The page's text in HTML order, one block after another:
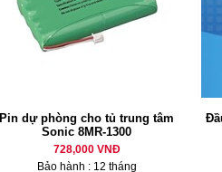
Pin dự phòng cho tủ trung tâm
Sonic 8MR-1300
728,000 VNĐ
Bảo hành : 12 tháng